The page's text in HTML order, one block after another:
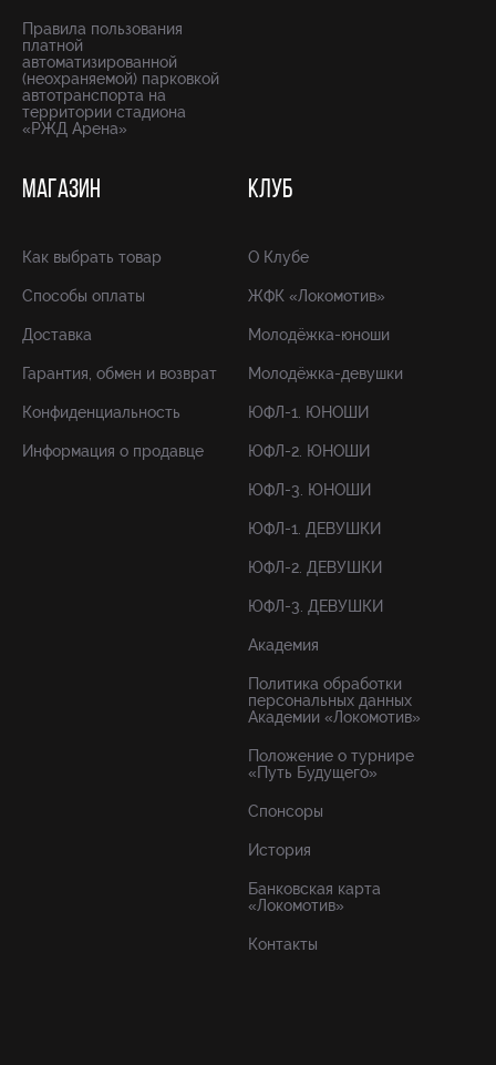
Правила пользования
платной
автоматизированной
(неохраняемой) парковкой
автотранспорта на
территории стадиона
«РЖД Арена»
МАГАЗИН
Как выбрать товар
Способы оплаты
Доставка
Гарантия, обмен и возврат
Конфиденциальность
Информация о продавце
КЛУБ
О Клубе
ЖФК «Локомотив»
Молодёжка-юноши
Молодёжка-девушки
ЮФЛ-1. ЮНОШИ
ЮФЛ-2. ЮНОШИ
ЮФЛ-3. ЮНОШИ
ЮФЛ-1. ДЕВУШКИ
ЮФЛ-2. ДЕВУШКИ
ЮФЛ-3. ДЕВУШКИ
Академия
Политика обработки
персональных данных
Академии «Локомотив»
Положение о турнире
«Путь Будущего»
Спонсоры
История
Банковская карта
«Локомотив»
Контакты